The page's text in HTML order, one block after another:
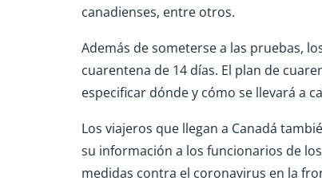
canadienses, entre otros.
Además de someterse a las pruebas,
cuarentena de 14 días. El plan de
especificar dónde y cómo se llevará a
Los viajeros que llegan a Canadá
su información a los funcionarios de
medidas contra el coronavirus en la